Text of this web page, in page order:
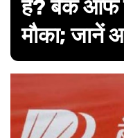
हैं? बैंक ऑफ
मौका; जानें